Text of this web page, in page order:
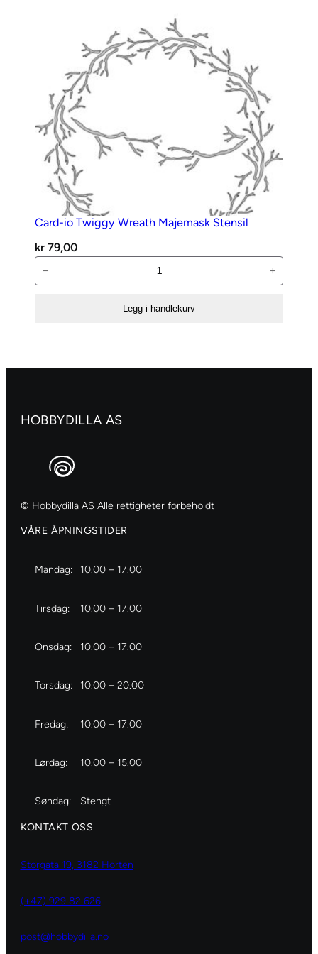
Card-io Twiggy Wreath Majemask Stensil
kr 79,00
io
antall
− +
Legg i handlekurv
HOBBYDILLA AS
© Hobbydilla AS Alle rettigheter forbeholdt
VÅRE ÅPNINGSTIDER
Mandag: 10.00 – 17.00
Tirsdag: 10.00 – 17.00
Onsdag: 10.00 – 17.00
Torsdag: 10.00 – 20.00
Fredag: 10.00 – 17.00
Lørdag: 10.00 – 15.00
Søndag: Stengt
KONTAKT OSS
Storgata 19, 3182 Horten
(+47) 929 82 626
post@hobbydilla.no